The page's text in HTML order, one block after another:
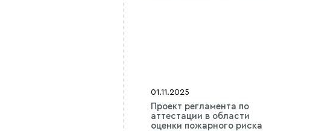
01.11.2025
Проект регламента по
аттестации в области
оценки пожарного риска